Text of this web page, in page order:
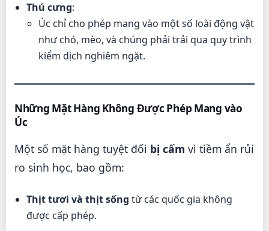
Thú cưng:
Úc chỉ cho phép mang vào một số loài động vật
như chó, mèo, và chúng phải trải qua quy trình
kiểm dịch nghiêm ngặt.
Những Mặt Hàng Không Được Phép Mang vào
Úc
Một số mặt hàng tuyệt đối bị cấm vì tiềm ẩn rủi
ro sinh học, bao gồm:
Thịt tươi và thịt sống từ các quốc gia không
được cấp phép.